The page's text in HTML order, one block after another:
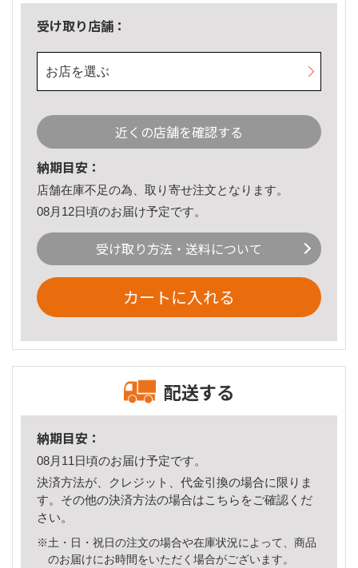
受け取り店舗：
お店を選ぶ
近くの店舗を確認する
納期目安：
店舗在庫不足の為、取り寄せ注文となります。
08月12日頃のお届け予定です。
受け取り方法・送料について
カートに入れる
配送する
納期目安：
08月11日頃のお届け予定です。
決済方法が、クレジット、代金引換の場合に限りま
す。その他の決済方法の場合はこちら をご確認くだ
さい。
※土・日・祝日の注文の場合や在庫状況によって、商品
のお届けにお時間をいただく場合がございます。